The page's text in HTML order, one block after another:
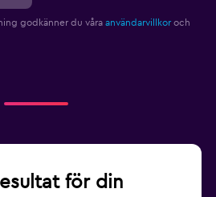
godkänner du våra användarvillkor och
för din